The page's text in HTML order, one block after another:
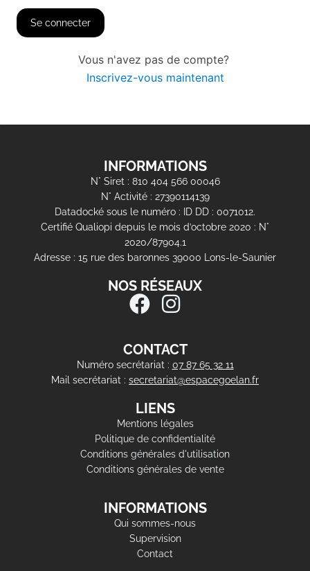
Se connecter
Vous n'avez pas de compte?
Inscrivez-vous maintenant
INFORMATIONS
N° Siret : 810 404 566 00046
N° Activité : 27390114139
Datadocké sous le numéro : ID DD : 0071012.
Certifié Qualiopi depuis le mois d’octobre 2020 : N°
2020/87904.1
Adresse : 15 rue des baronnes 39000 Lons-le-Saunier
NOS RÉSEAUX
CONTACT
Numéro secrétariat : 07 87 65 32 11
Mail secrétariat : secretariat@espacegoelan.fr
LIENS
Mentions légales
Politique de confidentialité
Conditions générales d'utilisation
Conditions générales de vente
INFORMATIONS
Qui sommes-nous
Supervision
Contact